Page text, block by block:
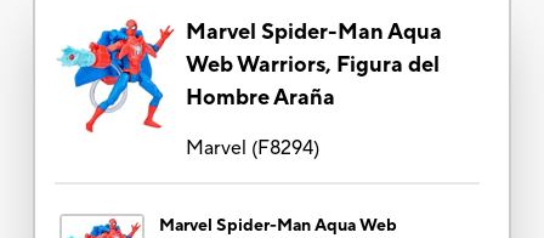
Marvel Spider-Man Aqua
Web Warriors, Figura del
Hombre Araña
Marvel (F8294)
Marvel Spider-Man Aqua Web